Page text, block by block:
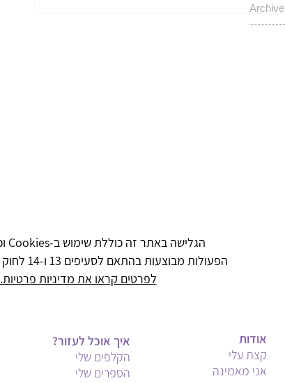
Archive
הגלישה באתר זה כוללת שימוש ב-Cookies וכלי מדידה.
הפעולות מבוצעות בהתאם לסעיפים 13 ו-14 לחוק הגנת הפרטיות.
לפרטים קראו את מדיניות פרטיות.
איך אוכל לעזור?
הקלפים שלי
הספרים שלי
אודות
קצת עלי
אני מאמינה